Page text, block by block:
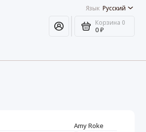
Язык Русский
Корзина 0
0 ₽
Amy Roke